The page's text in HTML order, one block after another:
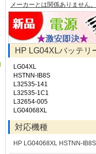
メーカーとは関係ありません。
HP LG04XLバッテリ
LG04XL
HSTNN-IB8S
L32535-141
L32535-1C1
L32654-005
LG04068XL
対応機種
HP LG04068XL HSTNN-